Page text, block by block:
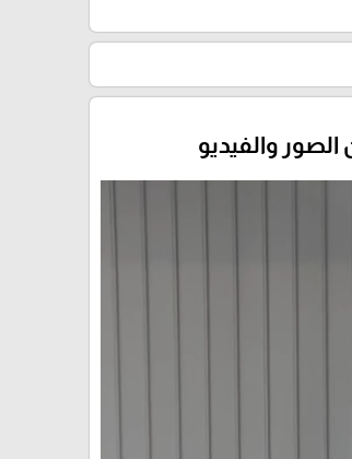
الصور والفيديو